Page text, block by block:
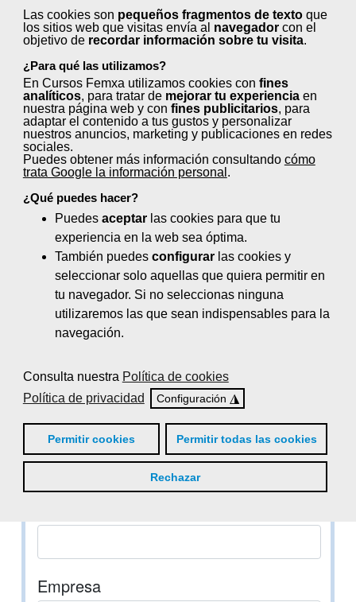
Las cookies son pequeños fragmentos de textoque
los sitios web que visitas envía al navegadorcon el
objetivo de recordar información sobre tu visita.
¿Para qué las utilizamos?
En Cursos Femxa utilizamos cookies con fines
analíticos, para tratar de mejorar tu experienciaen
nuestra página web y con fines publicitarios, para
adaptar el contenido a tus gustos y personalizar
nuestros anuncios, marketing y publicaciones en redes
sociales.
Puedes obtener más información consultando cómo
trata Google la información personal .
¿Qué puedes hacer?
Puedes aceptarlas cookies para que tu
experiencia en la web sea óptima.
También puedes configurarlas cookies y
seleccionar solo aquellas que quiera permitir en
tu navegador. Si no seleccionas ninguna
utilizaremos las que sean indispensables para la
navegación.
Consulta nuestra Política de cookies
Política de privacidad
Configuración ◮
Permitir cookies Permitir todas las cookies
Rechazar
Hasta un 40% en formación privada
Accede a nuestro catálogo y encuentra la
formación que necesitas para mejorar la
productividad y cualificación de tus trabajadores.
Aumenta el nivel de competitividad y rentabilidad
de tu empresa para dar respuesta a las
necesidades actuales del mercado.
Ver cursos >>
Nombre
Email
Empresa